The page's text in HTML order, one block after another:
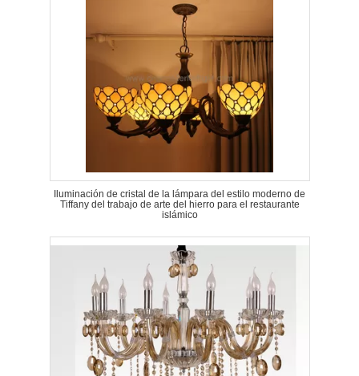
Iluminación de cristal de la lámpara del estilo moderno de
Tiffany del trabajo de arte del hierro para el restaurante
islámico